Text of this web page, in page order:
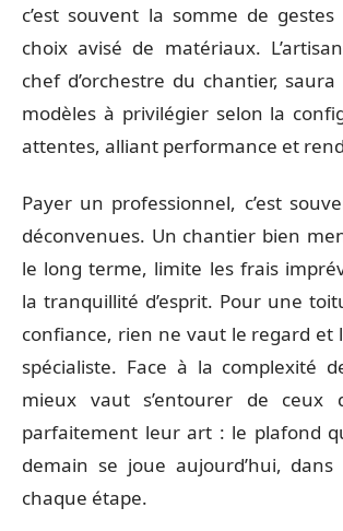
c’est souvent la somme de gestes
choix avisé de matériaux.
chef d’orchestre du chantier,
modèles à privilégier selon la
attentes, alliant performance et
Payer un professionnel, c’est
déconvenues. Un chantier bien
le long terme, limite les frais
la tranquillité d’esprit. Pour une
confiance, rien ne vaut le regard et
spécialiste. Face à la complexité
mieux vaut s’entourer de ceux
parfaitement leur art : le plafond
demain se joue aujourd’hui,
chaque étape.